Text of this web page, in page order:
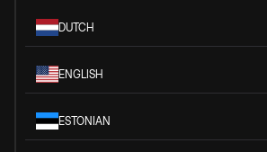
DUTCH
ENGLISH
ESTONIAN